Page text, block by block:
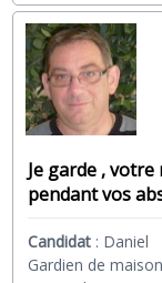
Je garde ,
pendant vos
Candidat : Daniel
Gardien de